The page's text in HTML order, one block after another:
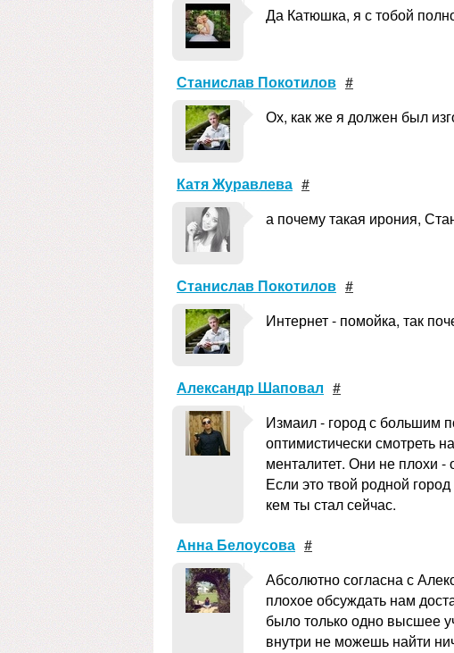
Да Катюшка, я с тобой
Станислав Покотилов #
Ох, как же я должен был
Катя Журавлева #
а почему такая ирония,
Станислав Покотилов #
Интернет - помойка, так
Александр Шаповал #
Измаил - город с большим
оптимистически смотреть
менталитет. Они не плохи -
Если это твой родной
кем ты стал сейчас.
Анна Белоусова #
Абсолютно согласна с
плохое обсуждать нам
было только одно высшее
внутри не можешь найти